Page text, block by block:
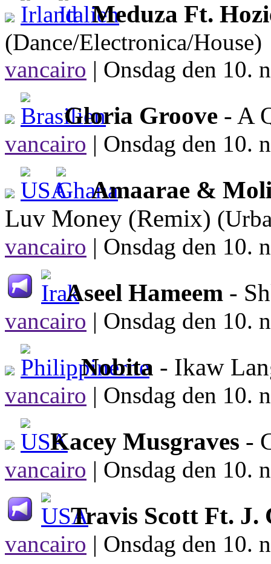
Meduza Ft.
(Dance/Electronica/House)
vancairo | Onsdag den 10.
Gloria Groove - A
vancairo | Onsdag den 10.
Amaarae &
Luv Money (Remix)
vancairo | Onsdag den 10.
Aseel Hameem -
vancairo | Onsdag den 10.
Nobita - Ikaw
vancairo | Onsdag den 10.
Kacey Musgraves -
vancairo | Onsdag den 10.
Travis Scott Ft. J.
vancairo | Onsdag den 10.